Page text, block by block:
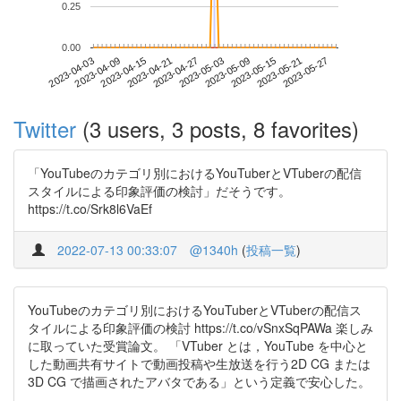
2023-04-032023-04-092023-04-152023-04-212023-04-272023-05-032023-05-092023-05-152023-05-212023-05-27
0.00
0.25
Twitter (3 users, 3 posts, 8 favorites)
「YouTubeのカテゴリ別におけるYouTuberとVTuberの配信
スタイルによる印象評価の検討」だそうです。
https://t.co/Srk8l6VaEf
2022-07-13 00:33:07 @1340h (投稿一覧)
YouTubeのカテゴリ別におけるYouTuberとVTuberの配信ス
タイルによる印象評価の検討 https://t.co/vSnxSqPAWa 楽しみ
に取っていた受賞論文。 「VTuber とは，YouTube を中心と
した動画共有サイトで動画投稿や生放送を行う2D CG または
3D CG で描画されたアバタである」という定義で安心した。